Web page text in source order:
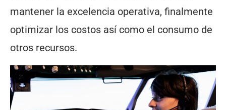
mantener la excelencia operativa, finalmente
optimizar los costos así como el consumo de
otros recursos.